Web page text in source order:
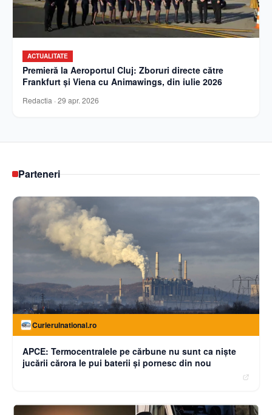
ACTUALITATE
Premieră la Aeroportul Cluj: Zboruri directe către
Frankfurt și Viena cu Animawings, din iulie 2026
Redactia · 29 apr. 2026
Parteneri
Curierulnational.ro
APCE: Termocentralele pe cărbune nu sunt ca niște
jucării cărora le pui baterii și pornesc din nou